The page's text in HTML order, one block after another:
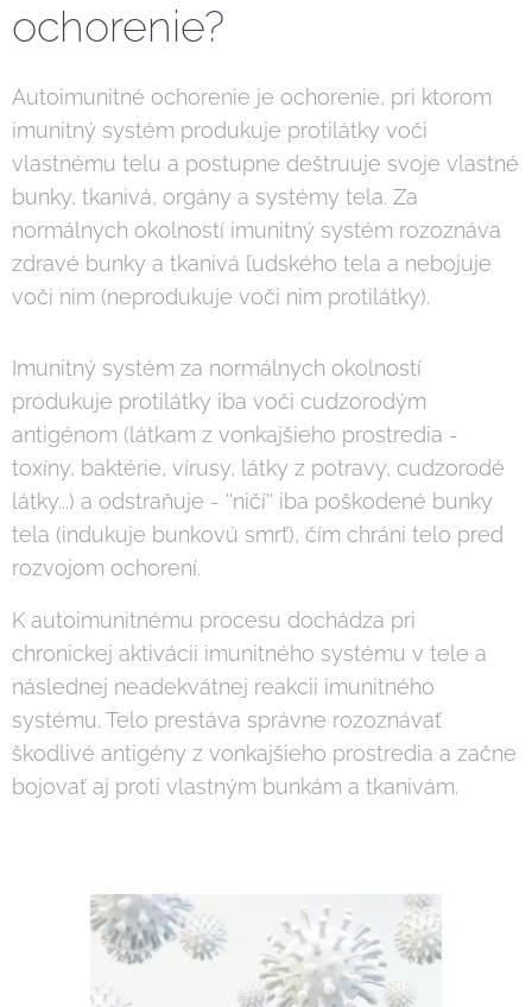
ochorenie?
Autoimunitné ochorenie je ochorenie, pri ktorom
imunitný systém produkuje protilátky voči
vlastnému telu a postupne deštruuje svoje vlastné
bunky, tkanivá, orgány a systémy tela. Za
normálnych okolností imunitný systém rozoznáva
zdravé bunky a tkanivá ľudského tela a nebojuje
voči nim (neprodukuje voči nim protilátky).
Imunitný systém za normálnych okolností
produkuje protilátky iba voči cudzorodým
antigénom (látkam z vonkajšieho prostredia -
toxíny, baktérie, vírusy, látky z potravy, cudzorodé
látky...) a odstraňuje - ''ničí'' iba poškodené bunky
tela (indukuje bunkovú smrť), čím chráni telo pred
rozvojom ochorení.
K autoimunitnému procesu dochádza pri
chronickej aktivácii imunitného systému v tele a
následnej neadekvátnej reakcii imunitného
systému. Telo prestáva správne rozoznávať
škodlivé antigény z vonkajšieho prostredia a začne
bojovať aj proti vlastným bunkám a tkanivám.